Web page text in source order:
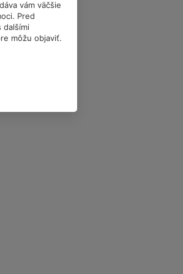
vám väčšie
Pred
dalšími
môžu objaviť.